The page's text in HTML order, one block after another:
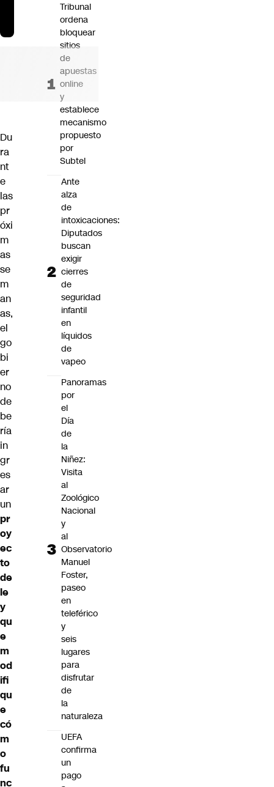
Du
ra
nt
e
las
pr
óxi
m
as
se
m
an
as,
el
go
bi
er
no
de
be
ría
in
gr
es
ar
un
pr
oy
ec
to
de
le
y
qu
e
m
od
ifi
qu
e
có
m
o
fu
nc
Tribunal
ordena
bloquear
sitios
de
apuestas
online
y
establece
mecanismo
propuesto
por
Subtel
Ante
alza
de
intoxicaciones:
Diputados
buscan
exigir
cierres
de
seguridad
infantil
en
líquidos
de
vapeo
Panoramas
por
el
Día
de
la
Niñez:
Visita
al
Zoológico
Nacional
y
al
Observatorio
Manuel
Foster,
paseo
en
teleférico
y
seis
lugares
para
disfrutar
de
la
naturaleza
UEFA
confirma
un
pago